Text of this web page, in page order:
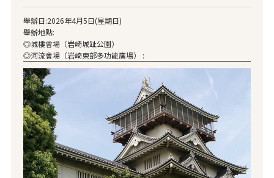
舉辦日:2026年4月5日(星期日)
舉辦地點:
◎城樓會場（岩崎城趾公園）
◎河流會場（岩崎東部多功能廣場） :